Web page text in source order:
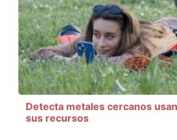
Detecta metales cercanos
sus recursos